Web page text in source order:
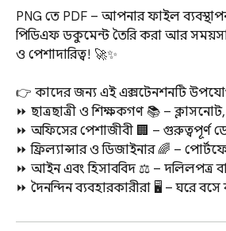
PNG তে PDF – আপনার ফাইল ব্যবস্থাপনার জগতে স্বাগতম! এখানে আপনি পাবেন গতি, নিরাপত্তা এবং নির্বিঘ্ন কর্ম-প্রবাহের সমন্বয়। ইমেজ থেকে সম্পূর্ণ পিডিএফ ডকুমেন্ট তৈরি করা আর সময়সাপেক্ষ কাজ নয়। আজই সহজে PNG কে PDF এ কনভার্ট করার উপায় খুঁজে নিন এবং কাজে যুক্ত করুন স্মার্টনেস ও পেশাদারিত্ব! 🚀✨

👉 কাদের জন্য এই এক্সটেনশনটি উপযোগী?
⏩ ছাত্রছাত্রী ও শিক্ষকগণ 📚 – ক্লাসনোট, প্রজেক্ট ইমেজ কিংবা গবেষণালব্ধ ছবি একত্রে মিলে যাক একটি একীভূত ফাইলেই
⏩ অফিসের পেশাজীবী 🏢 – গুরুত্বপূর্ণ ডেটা, পণ্য-প্রদর্শনী, আর ফাইন্যান্সিয়াল চার্টকে একত্রে সংরক্ষণ করুন অত্যন্ত সহজে
⏩ ফ্রিল্যান্সার ও ডিজাইনার 🌈 – পোর্টফোলিও, আর্ট ও স্কেচগুলোকে আকর্ষণীয়ভাবে একীভূত করুন
⏩ আইন এবং হিসাববিদ ⚖️ – দলিলপত্র বা স্টেটমেন্টকে সুসংগঠিত আকারে ইমেজ থেকে সামগ্রিক ফাইল আকারে রূপান্তরিত করুন
⏩ দৈনন্দিন ব্যবহারকারীরা 🖥️ – ঘরে বসে বা কর্মক্ষেত্রে ফটোর পর ফটো একত্রে জমা করে রাখুন, যাতে হারিয়ে না যায়

🔎 কী কী করতে পারবেন এই এক্সটেনশন দিয়ে?
✅ একাধিক ইমেজ একসাথে একীভূত করা
✅ প্রয়োজনমতো ছবি পুনর্বিন্যাস করে তারপর রপ্তানি
✅ অফলাইনে কাজের সুবিধা, ইন্টারনেট না থাকলেও নিরবচ্ছিন্ন ব্যবহার
✅ উচ্চমানের রেজোলিউশন আর রঙের উজ্জ্বলতা বজায় রাখা
✅ সব প্রধান ডিভাইস ও অপারেটিং সিস্টেমে মানানসই
✅ উন্নত নিরাপত্তা ফিচার, ফাইলের গোপনীয়তা থাকে সুরক্ষিত

I. এই শক্তিশালী টুলের ভূমিকা 📂🏆
1.	সংক্ষিপ্ত ঝলক 💥
• 😍 যদি ছবি নিয়ে কাজ করে থাকেন আর সময়মতো একীভূত ডকুমেন্ট বানাতে চান, তাহলে এত সহজে সফল হতেন না আগে! PNG তে PDF প্লাগইন আপনাকে সেই সুবিধা এনে দেবে।
2.	কেন দরকারি 🏢
• 🎉 ইমেজ ফাইলকে একীভূত করে পিডিএফ ফাইল বানানো গুরুত্বপূর্ণ হতে পারে প্রিন্ট আউট, শেয়ারিং কিংবা আর্কাইভিং-এর জন্য। এখানে থাকছে সাবলীল আর দ্রুত সমাধান।
3.	স্মার্ট ইন্টারফেস 🌈
• 💬 সরল নকশার কারণে আপনি শুরুতেই বুঝে যাবেন কিভাবে অনলাইনে PNG কে PDF এ রূপান্তর করুন। এক ক্লিকে সবকিছুর নাগাল পেতে তৈরি হয়ে যান!
4.	এক-ক্লিক পারদর্শিতা ⚡
• ⏱️ অনেকগুলো ফাইল একসঙ্গে রূপান্তর করুন, বড় প্রোজেক্ট হোক বা ছোট কাজ—সময় সাশ্রয় আপনার মুঠোতেই।
5.	বহুমুখী কাস্টমাইজ 🎨
• 🔎 পৃষ্ঠাগুলোকে ইচ্ছেমতো সাজিয়ে নিন, কোনটা আগে বা পরে থাকবে। এছাড়া অতিরিক্ত ইমেজ বাদ দেওয়ার অপশনও রয়েছে, যাতে মাত্র কয়েকটি পদক্ষেপেই চূড়ান্ত ফল পাবেন।

II. নিরবচ্ছিন্ন রূপান্তর 🌐🖼️
1.	সহজতর ওয়ার্কফ্লো 🚀
• 🌟 মাত্র ক’টি ক্লিকেই পেয়ে যাবেন বিনামূল্যে PNG তে PDF পরিবর্তন সুযোগ, যেখানে ডিজাইন এলিমেন্ট বা গুণগত দিক অক্ষত থাকবে।
2.	ডিভাইস স্বতন্ত্রতা 📱
• 🌍 উইন্ডোজ, ম্যাক, লিনাক্স, আইওএস বা অ্যান্ড্রয়েড—যে প্ল্যাটফর্মই ব্যবহার করুন, আপনার কাজ সমান দ্রুত গতিতে সম্পন্ন হবে।
3.	সার্বজনীন ফাইল শেয়ারিং 🤝
• 👀 পিডিএফ হলো এমন এক ফাইল ফরম্যাট যাকে বিশ্বব্যাপী স্বীকৃতি দেওয়া হয়েছে। তাই কাউকে পাঠালেও ফন্ট বা ফর্ম্যাটের বিকৃতি হবে না।
4.	পেশাদার উপস্থাপনা 💼
• ⚙️ রিপোর্ট, প্রপোজাল বা কার্যবিবরণী বানাতে গিয়ে যদি ভাবেন PNG ইমেজকে একক PDF